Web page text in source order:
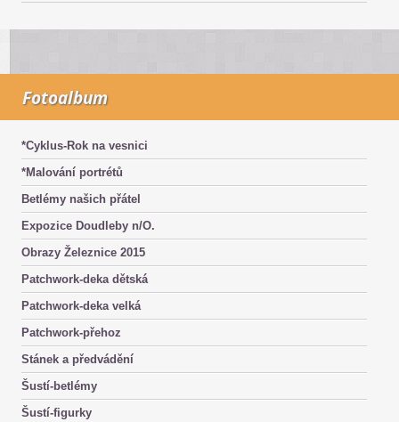
Fotoalbum
*Cyklus-Rok na vesnici
*Malování portrétů
Betlémy našich přátel
Expozice Doudleby n/O.
Obrazy Železnice 2015
Patchwork-deka dětská
Patchwork-deka velká
Patchwork-přehoz
Stánek a předvádění
Šustí-betlémy
Šustí-figurky